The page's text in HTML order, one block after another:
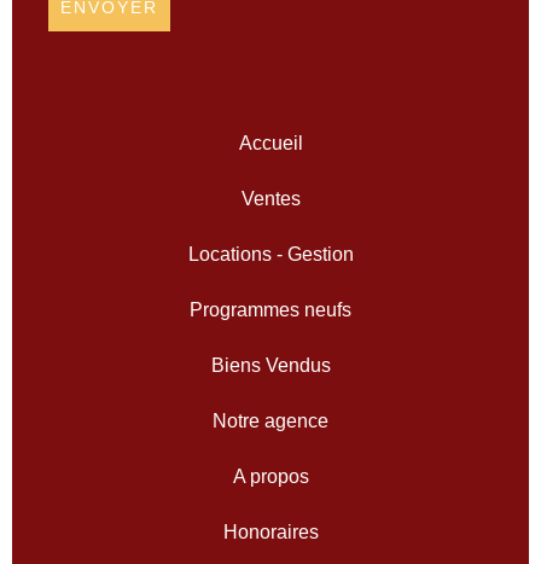
ENVOYER
Accueil
Ventes
Locations - Gestion
Programmes neufs
Biens Vendus
Notre agence
A propos
Honoraires